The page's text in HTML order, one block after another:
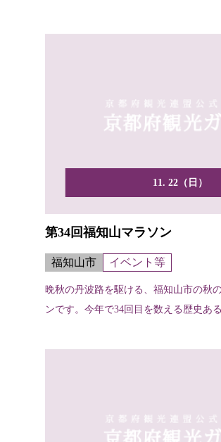
11. 22（日）
第34回福知山マラソン
福知山市 イベント等
晩秋の丹波路を駆ける、福知山市の秋
ンです。今年で34回目を数える歴史あ